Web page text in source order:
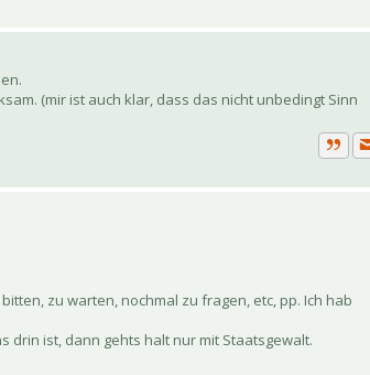
(mir ist auch klar, dass das nicht unbedingt Sinn
Zitat
zu warten, nochmal zu fragen, etc, pp. Ich hab
drin ist, dann gehts halt nur mit Staatsgewalt.